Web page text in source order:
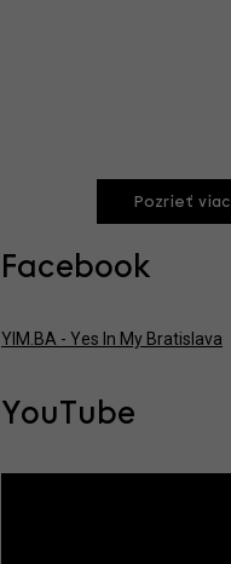
Pozrieť viac
Facebook
YIM.BA - Yes In My Bratislava
YouTube